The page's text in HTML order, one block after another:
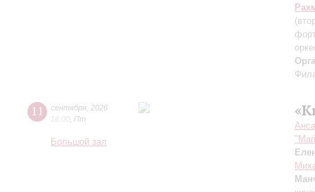
11 сентября 2026
16:00 Пт
Большой зал